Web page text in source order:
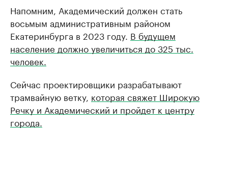
Напомним, Академический должен стать
восьмым административным районом
Екатеринбурга в 2023 году. В будущем
население должно увеличиться до 325 тыс.
человек.
Сейчас проектировщики разрабатывают
трамвайную ветку, которая свяжет Широкую
Речку и Академический и пройдет к центру
города.